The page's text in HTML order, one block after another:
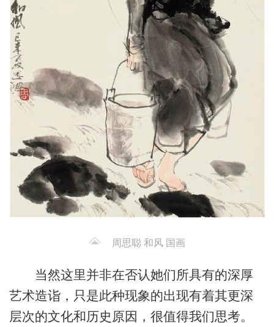
周思聪 和风 国画
当然这里并非在否认她们所具有的深厚
艺术造诣，只是此种现象的出现有着其更深
层次的文化和历史原因，很值得我们思考。